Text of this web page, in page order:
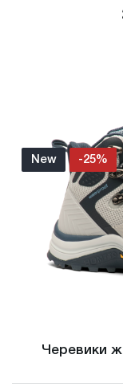
New -25%
Черевики